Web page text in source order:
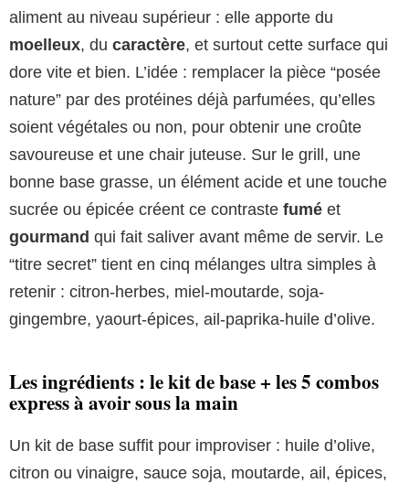
aliment au niveau supérieur : elle apporte du
moelleux, du caractère, et surtout cette surface qui
dore vite et bien. L’idée : remplacer la pièce “posée
nature” par des protéines déjà parfumées, qu’elles
soient végétales ou non, pour obtenir une croûte
savoureuse et une chair juteuse. Sur le grill, une
bonne base grasse, un élément acide et une touche
sucrée ou épicée créent ce contraste fumé et
gourmand qui fait saliver avant même de servir. Le
“titre secret” tient en cinq mélanges ultra simples à
retenir : citron-herbes, miel-moutarde, soja-
gingembre, yaourt-épices, ail-paprika-huile d’olive.
Les ingrédients : le kit de base + les 5 combos
express à avoir sous la main
Un kit de base suffit pour improviser : huile d’olive,
citron ou vinaigre, sauce soja, moutarde, ail, épices,